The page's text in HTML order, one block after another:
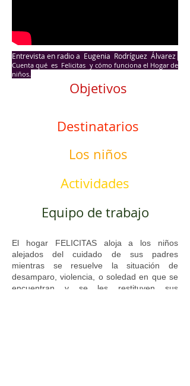
Entrevista en radio a Eugenia Rodríguez Álvarez
Cuenta qué es Felicitas y cómo funciona el Hogar de
niños.
Objetivos
Destinatarios
Los niños
Actividades
Equipo de trabajo
El hogar FELICITAS aloja a los niños
alejados del cuidado de sus padres
mientras se resuelve la situación de
desamparo, violencia, o soledad en que se
encuentran y se les restituyen sus